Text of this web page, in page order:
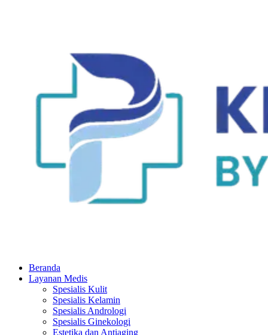
Beranda
Layanan Medis
Spesialis Kulit
Spesialis Kelamin
Spesialis Andrologi
Spesialis Ginekologi
Estetika dan Antiaging